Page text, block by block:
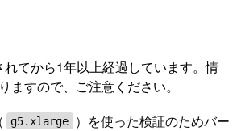
れてから1年以上経過しています。情
ますので、ご注意ください。
g5.xlarge
）を使った検証のためバー